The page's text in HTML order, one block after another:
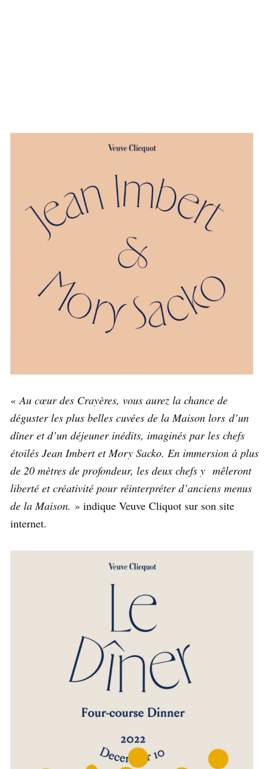
«Au cœur des Crayères, vous aurez la chance de
déguster les plus belles cuvées de la Maison lors d’un
dîner et d’un déjeuner inédits, imaginés par les chefs
étoilés Jean Imbert et Mory Sacko. En immersion à plus
de 20 mètres de profondeur, les deux chefs y mêleront
liberté et créativité pour réinterpréter d’anciens menus
de la Maison. » indique Veuve Cliquot sur son site
internet.